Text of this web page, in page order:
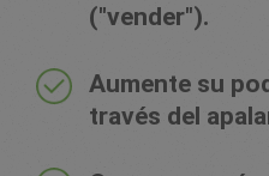
("vender").
Aumente su
través del